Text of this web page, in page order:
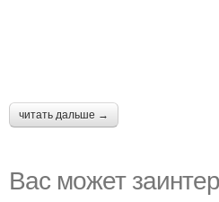
читать дальше →
Вас может